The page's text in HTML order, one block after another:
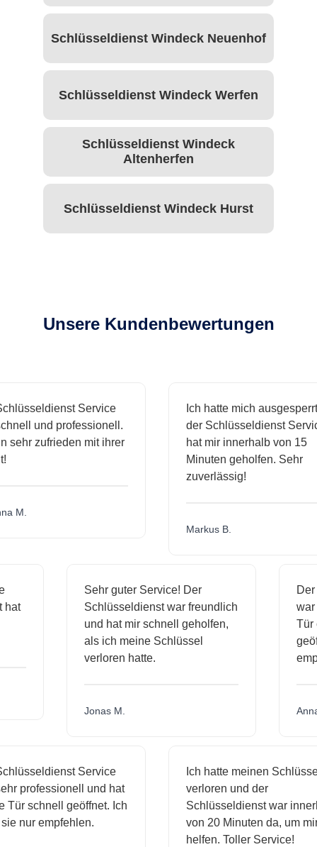
Schlüsseldienst Windeck Neuenhof
Schlüsseldienst Windeck Werfen
Schlüsseldienst Windeck
Altenherfen
Schlüsseldienst Windeck Hurst
Unsere Kundenbewertungen
Service
und professionell.
sehr zufrieden mit ihrer
M.
Ich hatte mich ausgesperrt
der Schlüsseldienst
hat mir innerhalb von 15
Minuten geholfen. Sehr
zuverlässig!
Markus B.
hat
Sehr guter Service! Der
Schlüsseldienst war freundlich
und hat mir schnell geholfen,
als ich meine Schlüssel
verloren hatte.
Jonas M.
Service
professionell und hat
schnell geöffnet. Ich
nur empfehlen.
Ich hatte meinen Schlüssel
verloren und der
Schlüsseldienst war
von 20 Minuten da, um mir
helfen. Toller Service!